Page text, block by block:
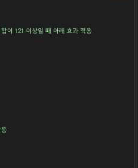
이 121 이상일 때 아래 효과 적용